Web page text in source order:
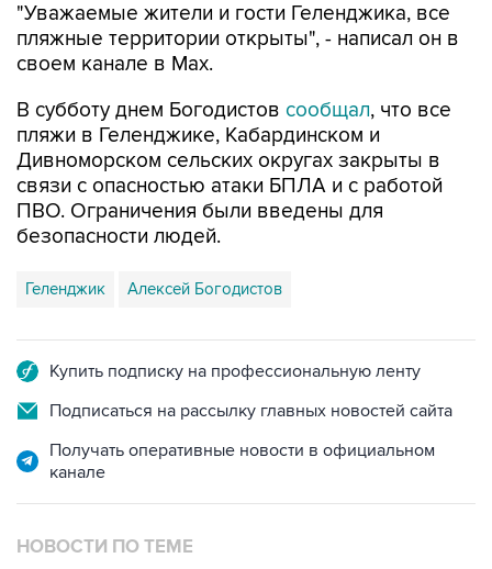
"Уважаемые жители и гости Геленджика, все
пляжные территории открыты", - написал он в
своем канале в Max.
В субботу днем Богодистов сообщал, что все
пляжи в Геленджике, Кабардинском и
Дивноморском сельских округах закрыты в
связи с опасностью атаки БПЛА и с работой
ПВО. Ограничения были введены для
безопасности людей.
Геленджик Алексей Богодистов
Купить подписку на профессиональную ленту
Подписаться на рассылку главных новостей сайта
Получать оперативные новости в официальном
канале
НОВОСТИ ПО ТЕМЕ